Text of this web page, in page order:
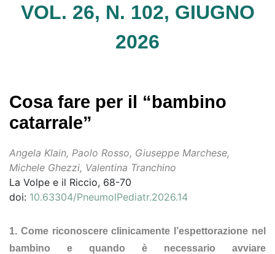
VOL. 26, N. 102, GIUGNO
2026
Cosa fare per il “bambino
catarrale”
Angela Klain, Paolo Rosso, Giuseppe Marchese,
Michele Ghezzi, Valentina Tranchino
La Volpe e il Riccio, 68-70
doi: 10.63304/PneumolPediatr.2026.14
1. Come riconoscere clinicamente l’espettorazione nel
bambino e quando è necessario avviare